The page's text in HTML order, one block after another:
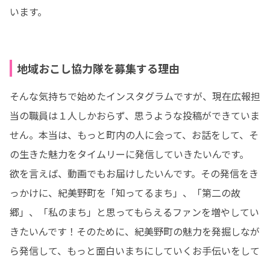
います。
地域おこし協力隊を募集する理由
そんな気持ちで始めたインスタグラムですが、現在広報担
当の職員は１人しかおらず、思うような投稿ができていま
せん。本当は、もっと町内の人に会って、お話をして、そ
の生きた魅力をタイムリーに発信していきたいんです。
欲を言えば、動画でもお届けしたいんです。その発信をき
っかけに、紀美野町を「知ってるまち」、「第二の故
郷」、「私のまち」と思ってもらえるファンを増やしてい
きたいんです！そのために、紀美野町の魅力を発掘しなが
ら発信して、もっと面白いまちにしていくお手伝いをして